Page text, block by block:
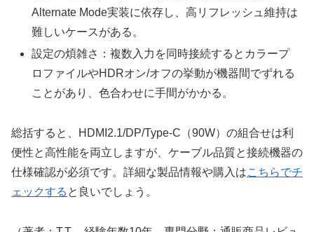
Alternate Mode実装に依存し、高リフレッシュ維持は
難しいケースがある。
設定の煩雑さ：複数入力を同時接続するとカラープ
ロファイルやHDRオン/オフの挙動が機器間でずれる
ことがあり、色合わせに手間がかかる。
総括すると、HDMI2.1/DP/Type-C（90W）の組合せは利
便性と高性能を両立しますが、ケーブル品質と接続機器の
仕様確認が必須です。詳細な製品情報や購入はこちらでチ
ェックする と良いでしょう。